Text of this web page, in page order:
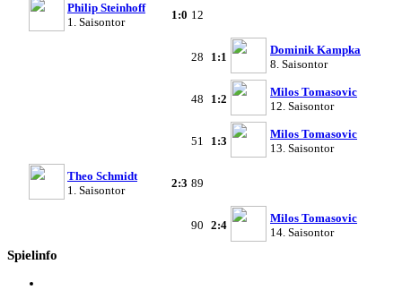
Philip Steinhoff
1. Saisontor
1:0 12
28 1:1
Dominik Kampka
8. Saisontor
48 1:2
Milos Tomasovic
12. Saisontor
51 1:3
Milos Tomasovic
13. Saisontor
Theo Schmidt
1. Saisontor
2:3 89
90 2:4
Milos Tomasovic
14. Saisontor
Spielinfo